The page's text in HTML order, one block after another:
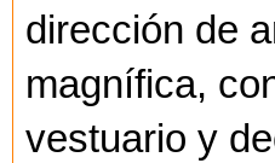
dirección de
magnífica,
vestuario y